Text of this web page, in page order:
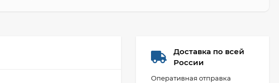
Доставка по всей
России
Оперативная отправка